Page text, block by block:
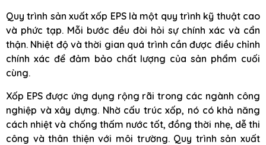
Quy trình sản xuất xốp EPS là một quy trình kỹ thuật cao
và phức tạp. Mỗi bước đều đòi hỏi sự chính xác và cẩn
thận. Nhiệt độ và thời gian quá trình cần được điều chỉnh
chính xác để đảm bảo chất lượng của sản phẩm cuối
cùng.
Xốp EPS được ứng dụng rộng rãi trong các ngành công
nghiệp và xây dựng. Nhờ cấu trúc xốp, nó có khả năng
cách nhiệt và chống thấm nước tốt, đồng thời nhẹ, dễ thi
công và thân thiện với môi trường. Quy trình sản xuất